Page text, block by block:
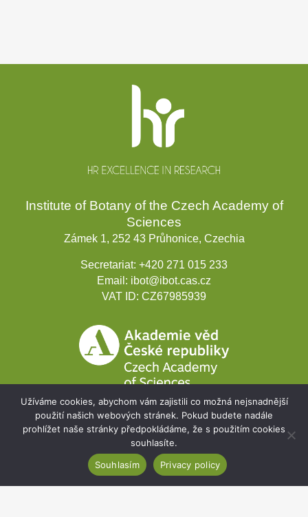
Institute of Botany of the Czech Academy of
Sciences
Zámek 1, 252 43 Průhonice, Czechia
Secretariat: +420 271 015 233
Email: ibot@ibot.cas.cz
VAT ID: CZ67985939
Development projects
Webmail
Intranet
Užíváme cookies, abychom vám zajistili co možná nejsnadnější
použití našich webových stránek. Pokud budete nadále
prohlížet naše stránky předpokládáme, že s použitím cookies
souhlasíte.
Souhlasím
Privacy policy